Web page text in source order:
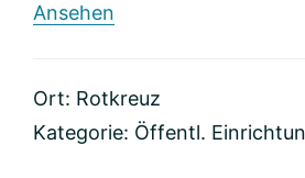
Ansehen
Ort: Rotkreuz
Kategorie: Öffentl.